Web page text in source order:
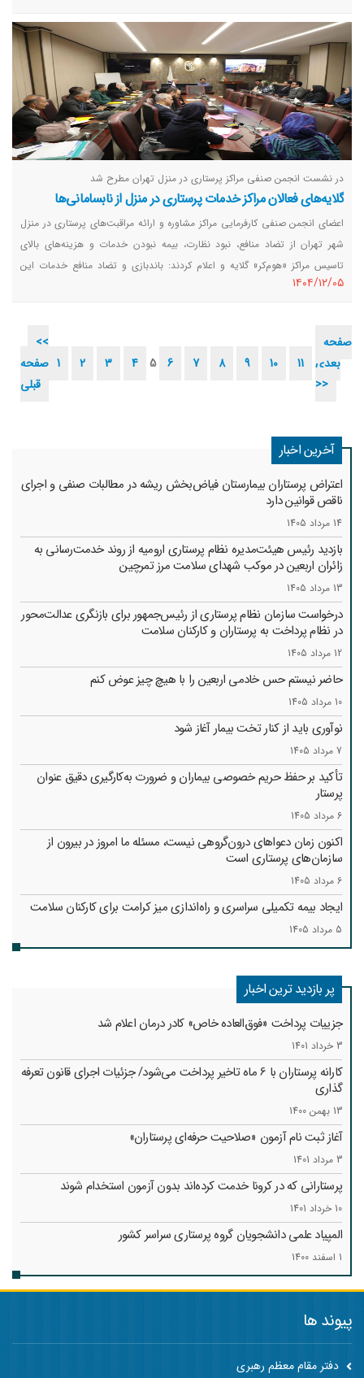
در نشست انجمن صنفی مراکز پرستاری در منزل تهران مطرح شد
گلایه‌های فعالان مراکز خدمات پرستاری در منزل از نابسامانی‌ها
اعضای انجمن صنفی کارفرمایی مراکز مشاوره و ارائه مراقبت‌های پرستاری در منزل
شهر تهران از تضاد منافع، نبود نظارت، بیمه نبودن خدمات و هزینه‌های بالای
تاسیس مراکز «هوم‌کر» گلایه و اعلام کردند: باندبازی و تضاد منافع خدمات این
مراکز را زیر سوال برده است.
١٤٠٤/١٢/٠٥
<<
صفحه
قبلی
1 2 3 4 5 6 7 8 9 10 11
صفحه
بعدی
>>
آخرین اخبار
اعتراض پرستاران بیمارستان فیاض‌بخش ریشه در مطالبات صنفی و اجرای
ناقص قوانین دارد
14 مرداد 1405
بازدید رئیس هیئت‌مدیره نظام پرستاری ارومیه از روند خدمت‌رسانی به
زائران اربعین در موکب شهدای سلامت مرز تمرچین
13 مرداد 1405
درخواست سازمان نظام پرستاری از رئیس‌جمهور برای بازنگری عدالت‌محور
در نظام پرداخت به پرستاران و کارکنان سلامت
12 مرداد 1405
حاضر نیستم حس خادمی اربعین را با هیچ چیز عوض کنم
10 مرداد 1405
نوآوری باید از کنار تخت بیمار آغاز شود
7 مرداد 1405
تأکید بر حفظ حریم خصوصی بیماران و ضرورت به‌کارگیری دقیق عنوان
پرستار
6 مرداد 1405
اکنون زمان دعواهای درون‌گروهی نیست، مسئله ما امروز در بیرون از
سازمان‌های پرستاری است
6 مرداد 1405
ایجاد بیمه تکمیلی سراسری و راه‌اندازی میز کرامت برای کارکنان سلامت
5 مرداد 1405
پر بازدید ترین اخبار
جزییات پرداخت «فوق‌العاده خاص» کادر درمان اعلام شد
3 خرداد 1401
کارانه‌ پرستاران با 6 ماه تاخیر پرداخت می‌شود/ جزئیات اجرای قانون تعرفه
گذاری
13 بهمن 1400
آغاز ثبت نام آزمون «صلاحیت حرفه‌ای پرستاران»
3 مرداد 1401
پرستارانی که در کرونا خدمت کرد‌ه‌اند بدون آزمون استخدام شوند
10 خرداد 1401
المپیاد علمی دانشجویان گروه پرستاری سراسر کشور
1 اسفند 1400
پیوند ها
دفتر مقام معظم رهبری